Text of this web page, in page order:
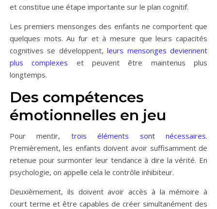
et constitue une étape importante sur le plan cognitif.
Les premiers mensonges des enfants ne comportent que
quelques mots. Au fur et à mesure que leurs capacités
cognitives se développent,leurs mensonges deviennent
plus complexes et peuvent être maintenus plus
longtemps.
Des compétences
émotionnelles en jeu
Pour mentir, trois éléments sont nécessaires.
Premièrement, les enfants doivent avoir suffisamment de
retenue pour surmonter leur tendance à dire la vérité. En
psychologie, on appelle cela le contrôle inhibiteur.
Deuxièmement, ils doivent avoir accès à la mémoire à
court terme et être capables de créer simultanément des